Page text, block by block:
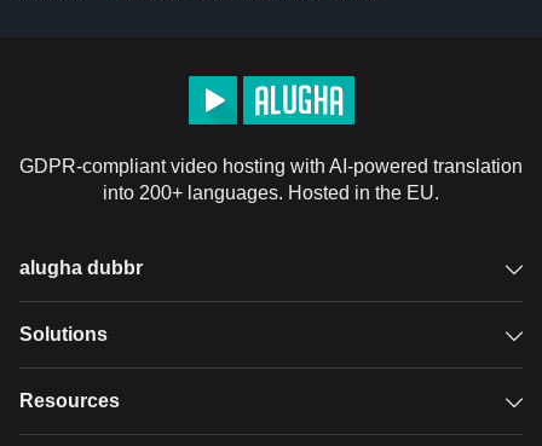
GDPR-compliant video hosting with AI-powered translation
into 200+ languages. Hosted in the EU.
alugha dubbr
Overview
Solutions
GDPR video hosting
Resources